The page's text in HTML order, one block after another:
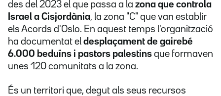
des del 2023 el que passa a la zona que controla
Israel a Cisjordània, la zona "C" que van establir
els Acords d'Oslo. En aquest temps l'organització
ha documentat el desplaçament de gairebé
6.000 beduïns i pastors palestins que formaven
unes 120 comunitats a la zona.
És un territori que, degut als seus recursos